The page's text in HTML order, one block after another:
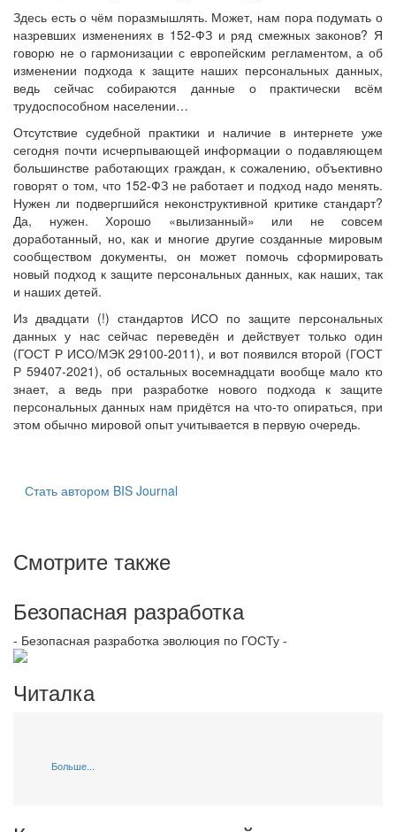
Здесь есть о чём поразмышлять. Может, нам пора подумать о
назревших изменениях в 152-ФЗ и ряд смежных законов? Я
говорю не о гармонизации с европейским регламентом, а об
изменении подхода к защите наших персональных данных,
ведь сейчас собираются данные о практически всём
трудоспособном населении…
Отсутствие судебной практики и наличие в интернете уже
сегодня почти исчерпывающей информации о подавляющем
большинстве работающих граждан, к сожалению, объективно
говорят о том, что 152-ФЗ не работает и подход надо менять.
Нужен ли подвергшийся неконструктивной критике стандарт?
Да, нужен. Хорошо «вылизанный» или не совсем
доработанный, но, как и многие другие созданные мировым
сообществом документы, он может помочь сформировать
новый подход к защите персональных данных, как наших, так
и наших детей.
Из двадцати (!) стандартов ИСО по защите персональных
данных у нас сейчас переведён и действует только один
(ГОСТ Р ИСО/МЭК 29100-2011), и вот появился второй (ГОСТ
Р 59407-2021), об остальных восемнадцати вообще мало кто
знает, а ведь при разработке нового подхода к защите
персональных данных нам придётся на что-то опираться, при
этом обычно мировой опыт учитывается в первую очередь.
Стать автором BIS Journal
Смотрите также
Безопасная разработка
- Безопасная разработка эволюция по ГОСТу -
Читалка
Больше...